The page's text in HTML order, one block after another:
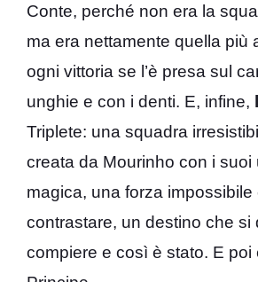
Conte, perché non era la
ma era nettamente quella più
ogni vittoria se l’è presa sul
unghie e con i denti. E, infine,
Triplete: una squadra
creata da Mourinho con i suoi
magica, una forza impossibile
contrastare, un destino che si
compiere e così è stato. E poi